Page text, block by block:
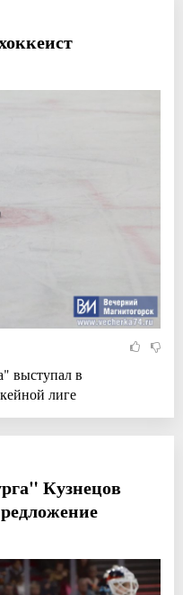
выступал в
лиге
Кузнецов